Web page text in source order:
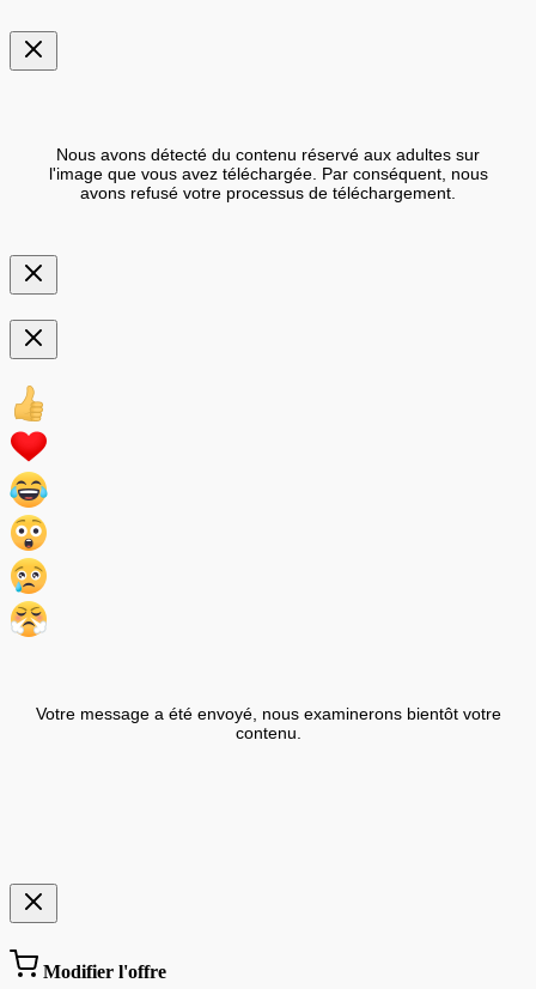
Nous avons détecté du contenu réservé aux adultes sur
l'image que vous avez téléchargée. Par conséquent, nous
avons refusé votre processus de téléchargement.
Votre message a été envoyé, nous examinerons bientôt votre
contenu.
Modifier l'offre